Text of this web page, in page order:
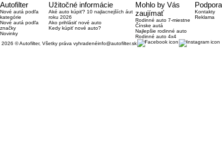
Autofilter
Nové autá podľa
kategórie
Nové autá podľa
značky
Novinky
Užitočné informácie
Aké auto kúpiť? 10 najlacnejších áut
roku 2026
Ako prihlásiť nové auto
Kedy kúpiť nové auto?
Mohlo by Vás
zaujímať
Rodinné auto 7-miestne
Čínske autá
Najlepšie rodinné auto
Rodinné auto 4x4
Podpora
Kontakty
Reklama
2026 © Autofilter, Všetky práva vyhradenéinfo@autofilter.sk